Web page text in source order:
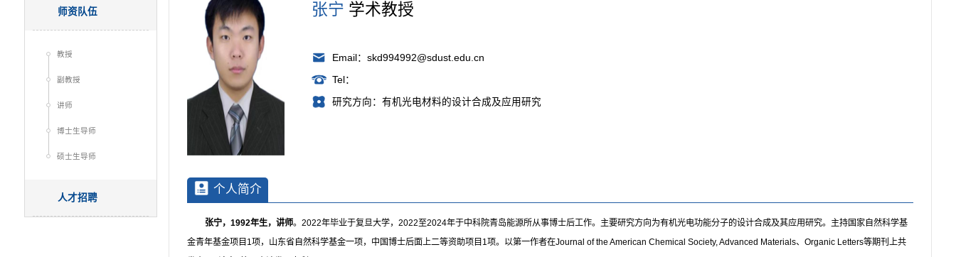
师资队伍
教授
副教授
讲师
博士生导师
硕士生导师
人才招聘
张宁 学术教授
Email：skd994992@sdust.edu.cn
Tel：
研究方向：有机光电材料的设计合成及应用研究
个人简介
张宁， 1992年生，讲师。2022年毕业于复旦大学，2022至2024年于中科院青岛能源所从事博士后工作。主要研究方向为有机光电功能分子的设计合成及其应用研究。主持国家自然科学基
金青年基金项目1项，山东省自然科学基金一项，中国博士后面上二等资助项目1项。以第一作者在Journal of the American Chemical Society, Advanced Materials、Organic Letters等期刊上共